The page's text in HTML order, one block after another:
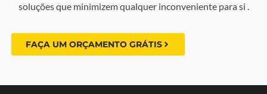
soluções que minimizem qualquer inconveniente para si .
FAÇA UM ORÇAMENTO GRÁTIS